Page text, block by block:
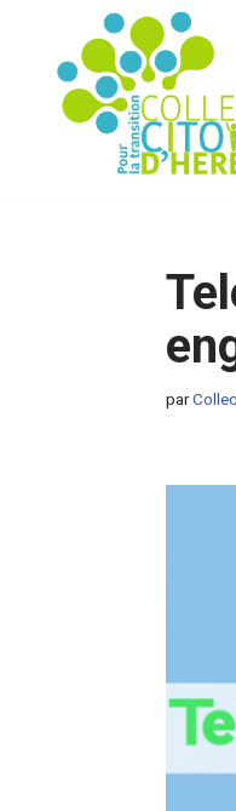
contenu
par